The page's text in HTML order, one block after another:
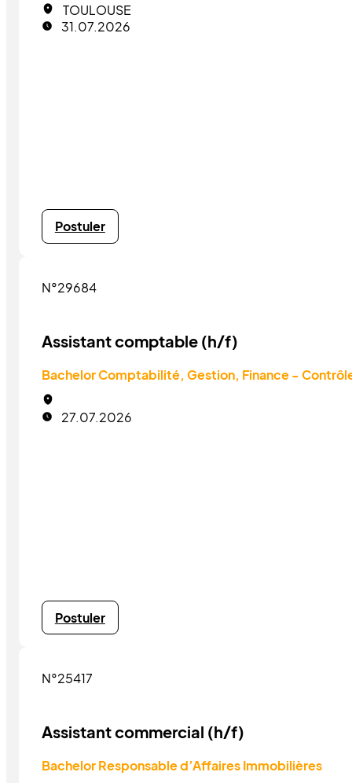
TOULOUSE
31.07.2026
Postuler
N°29684
Assistant comptable (h/f)
Bachelor Comptabilité, Gestion, Finance -
27.07.2026
Postuler
N°25417
Assistant commercial (h/f)
Bachelor Responsable d’Affaires Immobilières